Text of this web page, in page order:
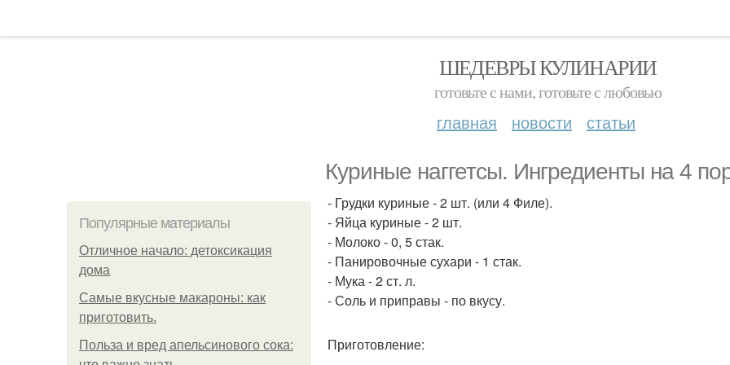
ШЕДЕВРЫ КУЛИНАРИИ
готовьте с нами, готовьте с любовью
главная новости статьи
Куриные наггетсы. Ингредиенты на 4
Популярные материалы
Отличное начало: детоксикация
дома
Самые вкусные макароны: как
приготовить.
Польза и вред апельсинового сока:
- Грудки куриные - 2 шт. (или 4 Филе).
- Яйца куриные - 2 шт.
- Молоко - 0, 5 стак.
- Панировочные сухари - 1 стак.
- Мука - 2 ст. л.
- Соль и приправы - по вкусу.
Приготовление: